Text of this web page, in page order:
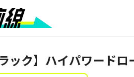
ラック】ハイパワード